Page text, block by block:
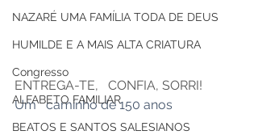
NAZARÉ UMA FAMÍLIA TODA DE DEUS
HUMILDE E A MAIS ALTA CRIATURA
Congresso
ALFABETO FAMILIAR
BEATOS E SANTOS SALESIANOS
ENTREGA-TE,   CONFIA, SORRI!
Um   caminho de 150 anos